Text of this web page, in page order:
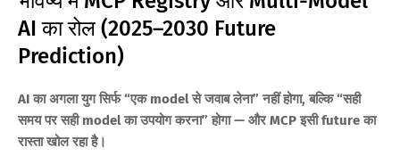
AI का रोल (2025–2030 Future
Prediction)
AI का अगला युग सिर्फ “एक model से जवाब लेना” नहीं होगा, बल्कि “सही
समय पर सही model का उपयोग करना” होगा — और MCP इसी future का
रास्ता खोल रहा है।